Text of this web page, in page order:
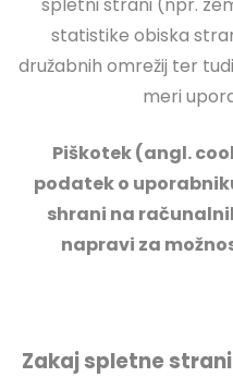
statistike obiska
družabnih omrežij ter
meri
Piškotek (angl.
podatek o
shrani na
napravi za
Zakaj spletne